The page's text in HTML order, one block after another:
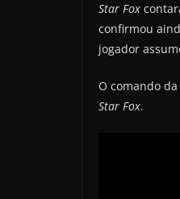
Star Fox
confirmou
jogador
O comando
Star Fox.